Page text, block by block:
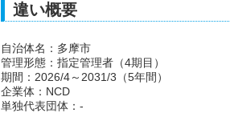
違い概要
自治体名：多摩市
管理形態：指定管理者（4期目）
期間：2026/4～2031/3（5年間）
企業体：NCD
単独代表団体：-